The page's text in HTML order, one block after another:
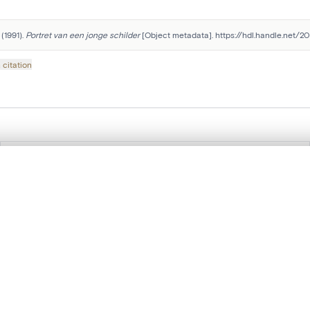
Portret van een jonge schilder [Object metadata]. https://hdl.handle.net/
citation